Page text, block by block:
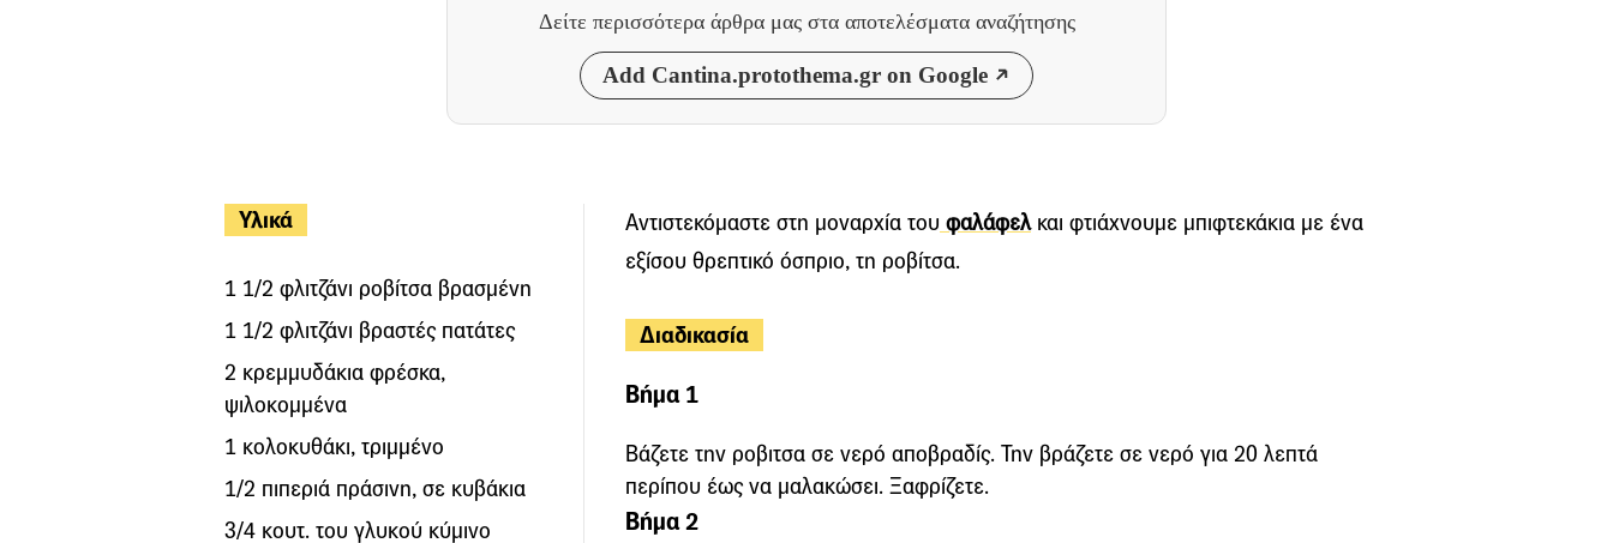
Δείτε περισσότερα άρθρα μας στα αποτελέσματα αναζήτησης
Add Cantina.protothema.gr on Google
Υλικά
1 1/2 φλιτζάνι ροβίτσα βρασμένη
1 1/2 φλιτζάνι βραστές πατάτες
2 κρεμμυδάκια φρέσκα,
ψιλοκομμένα
1 κολοκυθάκι, τριμμένο
1/2 πιπεριά πράσινη, σε κυβάκια
3/4 κουτ. του γλυκού κύμινο
Αντιστεκόμαστε στη μοναρχία του φαλάφελκαι φτιάχνουμε μπιφτεκάκια με ένα
εξίσου θρεπτικό όσπριο, τη ροβίτσα.
Διαδικασία
Βήμα 1
Βάζετε την ροβιτσα σε νερό αποβραδίς. Την βράζετε σε νερό για 20 λεπτά
περίπου έως να μαλακώσει. Ξαφρίζετε.
Βήμα 2